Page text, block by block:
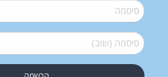
סיסמה*
סיסמה (שוב)*